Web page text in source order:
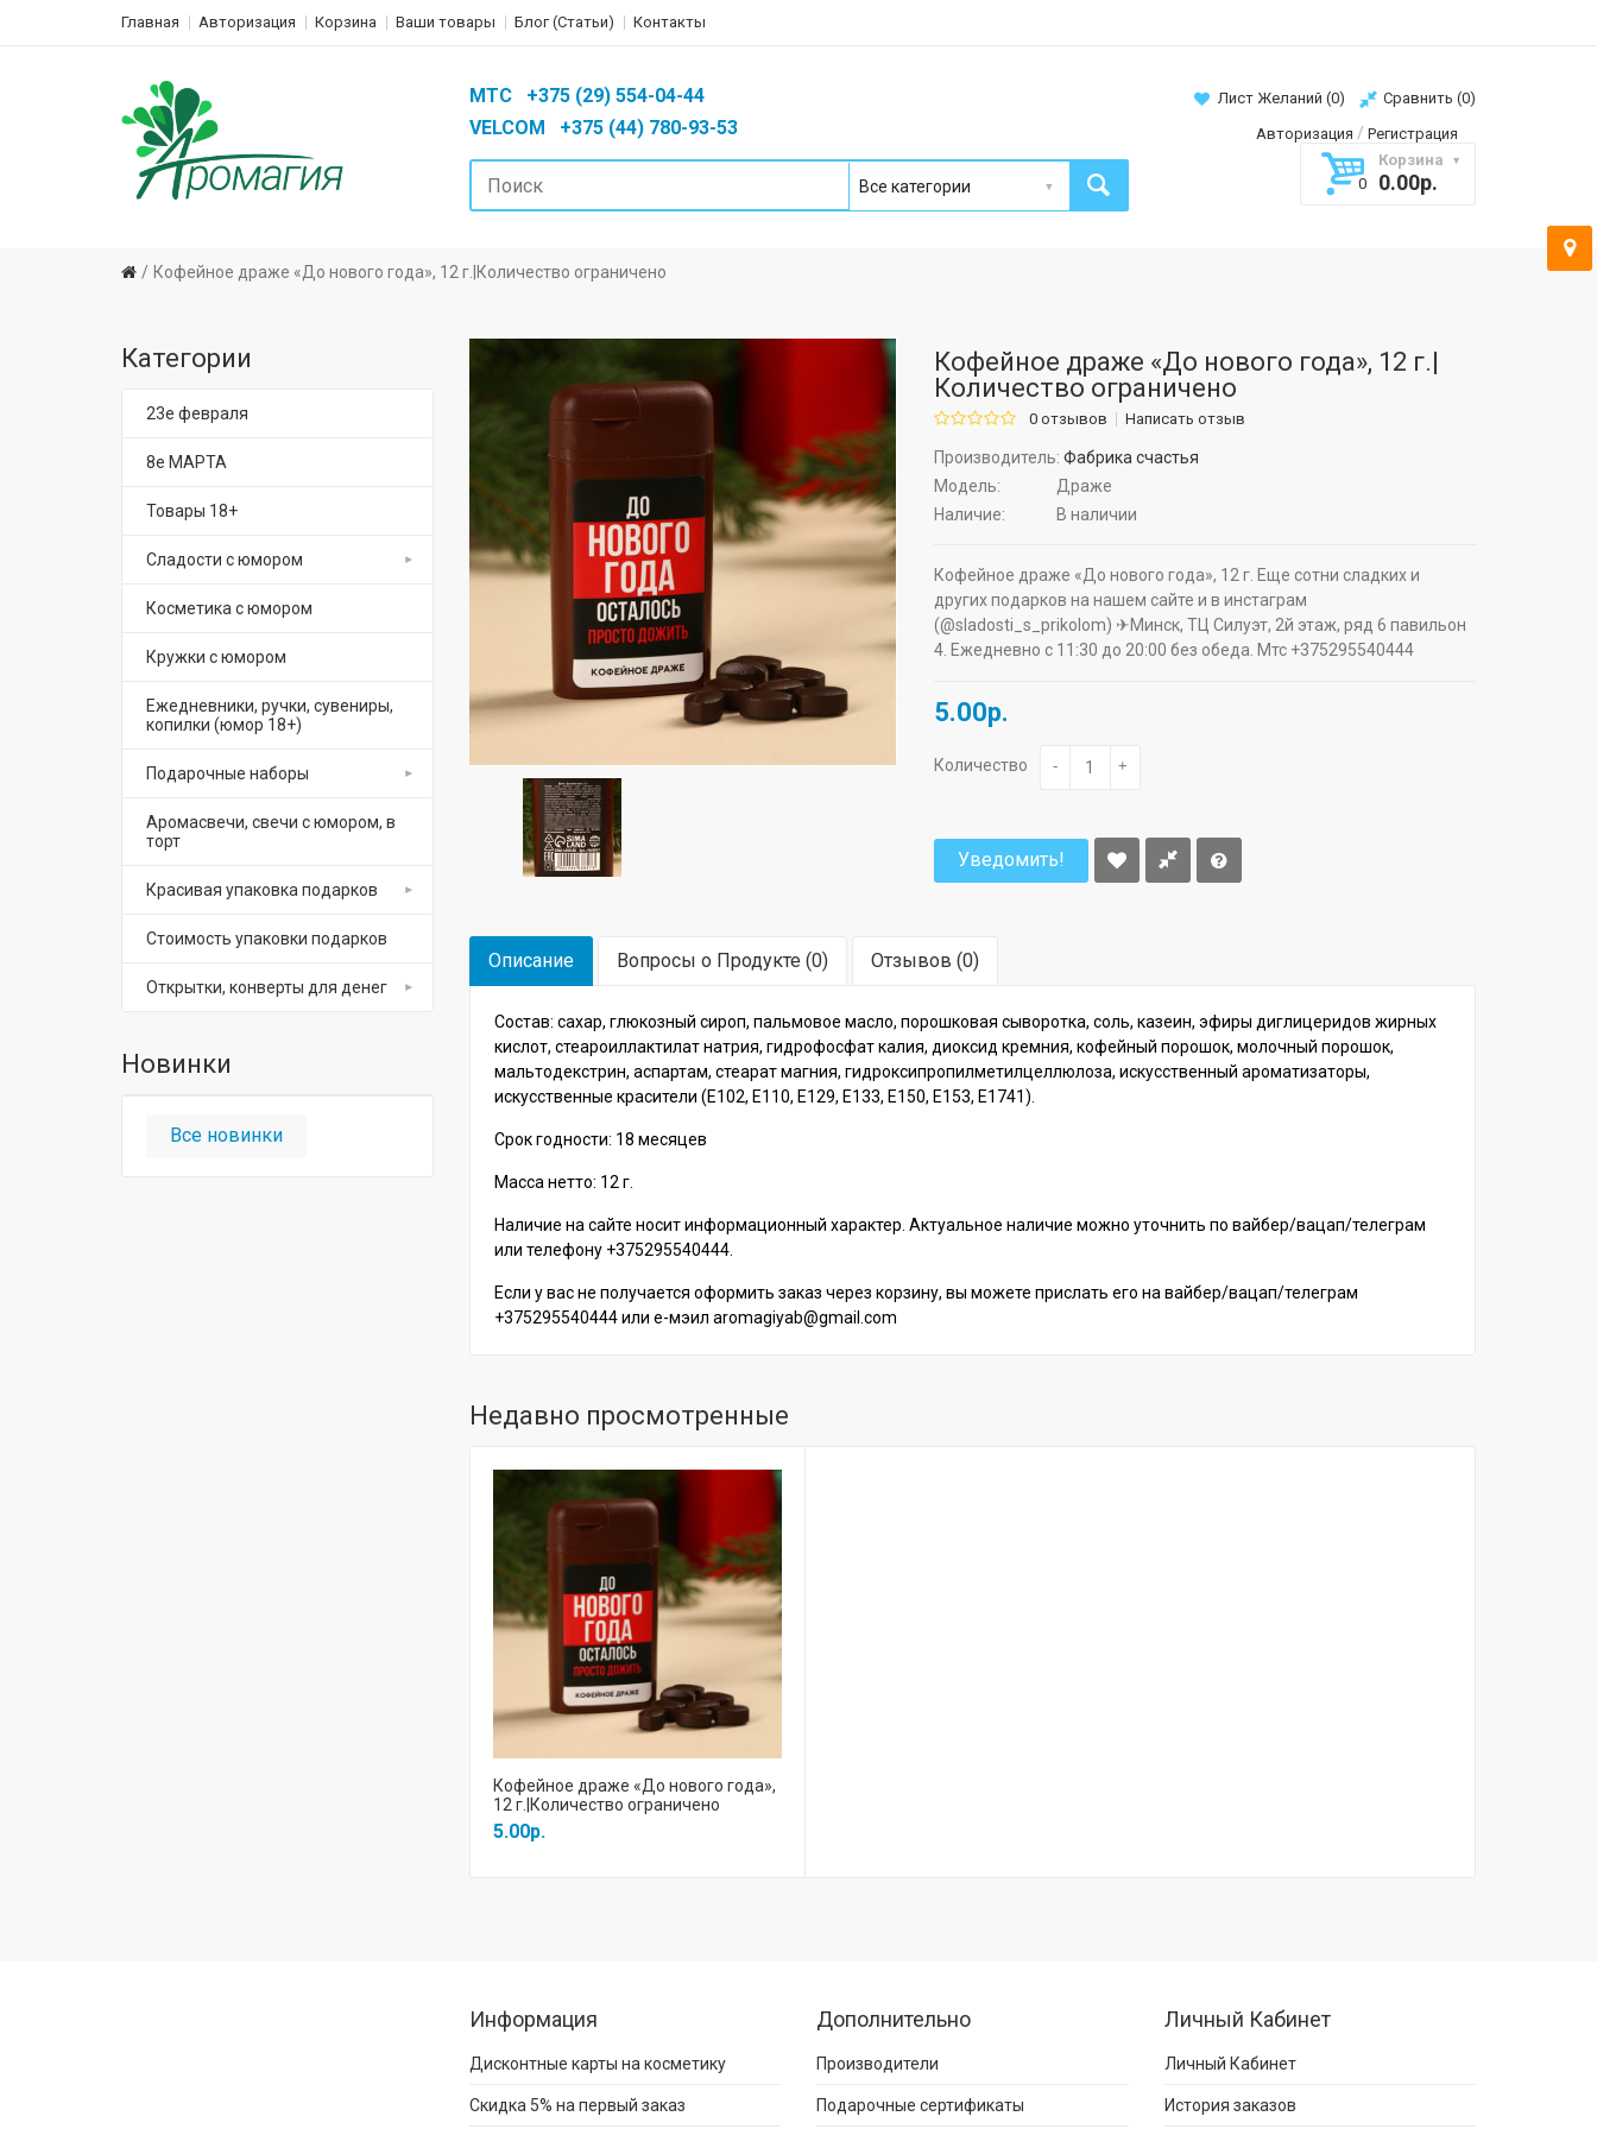
Главная Авторизация Корзина Ваши товары Блог (Статьи) Контакты
MTC +375 (29) 554-04-44
VELCOM +375 (44) 780-93-53
Лист Желаний (0) Сравнить (0)
Авторизация / Регистрация
Корзина
0
0.00р.
Кофейное драже «До нового года», 12 г.|Количество ограничено
Категории
23е февраля
8е МАРТА
Товары 18+
Сладости с юмором
Косметика с юмором
Кружки с юмором
Ежедневники, ручки, сувениры,
копилки (юмор 18+)
Подарочные наборы
Аромасвечи, свечи с юмором, в
торт
Красивая упаковка подарков
Стоимость упаковки подарков
Открытки, конверты для денег
Новинки
Все новинки
Кофейное драже «До нового года», 12 г.|
Количество ограничено
0 отзывов Написать отзыв
Производитель: Фабрика счастья
Модель:
Драже
Наличие:
В наличии
Кофейное драже «До нового года», 12 г. Еще сотни сладких и
других подарков на нашем сайте и в инстаграм
(@sladosti_s_prikolom) ✈Минск, ТЦ Силуэт, 2й этаж, ряд 6 павильон
4. Ежедневно с 11:30 до 20:00 без обеда. Мтс +375295540444
5.00р.
Количество - +
Уведомить!
Описание Вопросы о Продукте (0) Отзывов (0)
Состав: сахар, глюкозный сироп, пальмовое масло, порошковая сыворотка, соль, казеин, эфиры диглицеридов жирных
кислот, стеароиллактилат натрия, гидрофосфат калия, диоксид кремния, кофейный порошок, молочный порошок,
мальтодекстрин, аспартам, стеарат магния, гидроксипропилметилцеллюлоза, искусственный ароматизаторы,
искусственные красители (Е102, Е110, Е129, Е133, Е150, Е153, Е1741).
Срок годности: 18 месяцев
Масса нетто: 12 г.
Наличие на сайте носит информационный характер. Актуальное наличие можно уточнить по вайбер/вацап/телеграм
или телефону +375295540444.
Если у вас не получается оформить заказ через корзину, вы можете прислать его на вайбер/вацап/телеграм
+375295540444 или е-мэил aromagiyab@gmail.com
Недавно просмотренные
Кофейное драже «До нового года»,
12 г.|Количество ограничено
5.00р.
Информация
Дисконтные карты на косметику
Скидка 5% на первый заказ
Дополнительно
Производители
Подарочные сертификаты
Личный Кабинет
Личный Кабинет
История заказов